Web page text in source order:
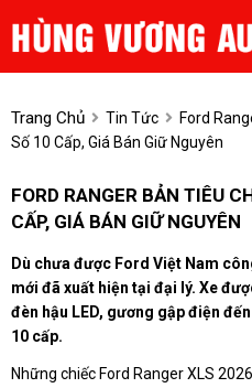
Trang Chủ Tin Tức
Ford
Số 10 Cấp, Giá Bán Giữ Nguyên
FORD RANGER BẢN TIÊU
CẤP, GIÁ BÁN GIỮ NGUYÊN
Dù chưa được Ford Việt Nam
mới đã xuất hiện tại đại lý. Xe
đèn hậu LED, gương gập điện
10 cấp.
Những chiếc Ford Ranger XLS